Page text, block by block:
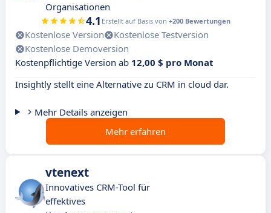
Organisationen
4.1 Erstellt auf Basis von +200 Bewertungen
Kostenlose Version
Kostenlose Testversion
Kostenlose Demoversion
Kostenpflichtige Version ab 12,00 $ pro Monat
Insightly stellt eine Alternative zu CRM in cloud dar.
Mehr Details anzeigen
Mehr erfahren
vtenext
Innovatives CRM-Tool für
effektives